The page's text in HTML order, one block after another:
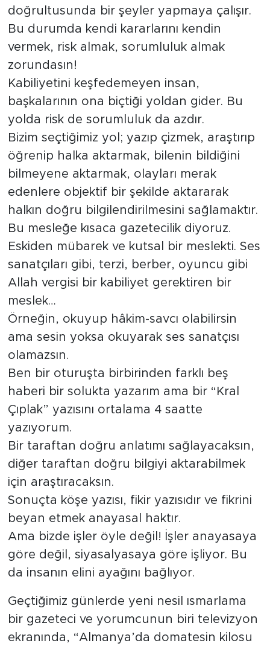
doğrultusunda bir şeyler yapmaya çalışır.
Bu durumda kendi kararlarını kendin
vermek, risk almak, sorumluluk almak
zorundasın!
Kabiliyetini keşfedemeyen insan,
başkalarının ona biçtiği yoldan gider. Bu
yolda risk de sorumluluk da azdır.
Bizim seçtiğimiz yol; yazıp çizmek, araştırıp
öğrenip halka aktarmak, bilenin bildiğini
bilmeyene aktarmak, olayları merak
edenlere objektif bir şekilde aktararak
halkın doğru bilgilendirilmesini sağlamaktır.
Bu mesleğe kısaca gazetecilik diyoruz.
Eskiden mübarek ve kutsal bir meslekti. Ses
sanatçıları gibi, terzi, berber, oyuncu gibi
Allah vergisi bir kabiliyet gerektiren bir
meslek…
Örneğin, okuyup hâkim-savcı olabilirsin
ama sesin yoksa okuyarak ses sanatçısı
olamazsın.
Ben bir oturuşta birbirinden farklı beş
haberi bir solukta yazarım ama bir “Kral
Çıplak” yazısını ortalama 4 saatte
yazıyorum.
Bir taraftan doğru anlatımı sağlayacaksın,
diğer taraftan doğru bilgiyi aktarabilmek
için araştıracaksın.
Sonuçta köşe yazısı, fikir yazısıdır ve fikrini
beyan etmek anayasal haktır.
Ama bizde işler öyle değil! İşler anayasaya
göre değil, siyasalyasaya göre işliyor. Bu
da insanın elini ayağını bağlıyor.
Geçtiğimiz günlerde yeni nesil ısmarlama
bir gazeteci ve yorumcunun biri televizyon
ekranında, “Almanya’da domatesin kilosu